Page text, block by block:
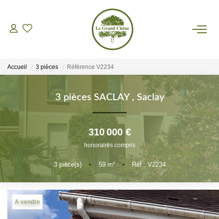
VENTES
LOCATIONS
GESTION
ASSURANCES
AGENCE
Accueil 3 pièces Référence V2234
3 pièces SACLAY , Saclay
310 000 €
honoraires compris
3pièce(s) • 59m² • Réf : V2234
A vendre